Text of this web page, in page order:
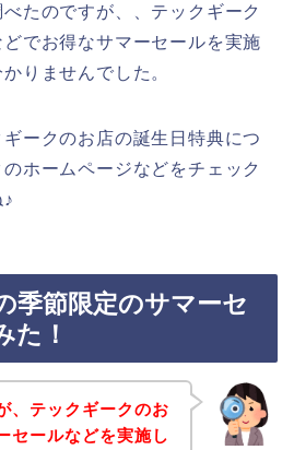
たのですが、、テックギーク
でお得なサマーセールを実施
りませんでした。
ークのお店の誕生日特典につ
ホームページなどをチェック
季節限定のサマーセ
た！
、テックギークのお
セールなどを実施し